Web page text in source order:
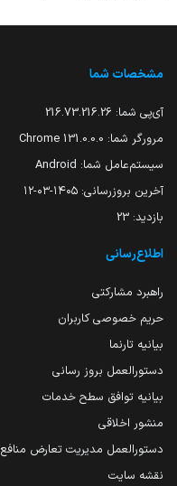
مشخصات شما
آی‌پی شما: 216.73.216.26
مرورگر شما: 131.0.0.0 Chrome
سیستم‌عامل شما: Android
آخرین بروزرسانی: ۱۴۰۵-۰۳-۱۲
بازدید: 23
اطلاع‌رسانی
راهبرد مشارکتی
حریم خصوصی کاربران
بیانیه تارنما
دستورالعمل بروز رسانی
بیانیه توافق سطح خدمات
منشور اخلاقی
دستورالعمل مدیریت تعارض منافع
نقشه سایت